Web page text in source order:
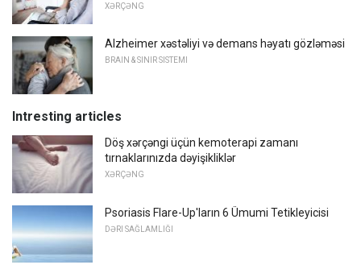
XƏRÇƏNG
Alzheimer xəstəliyi və demans həyatı gözləməsi
BRAIN & SINIR SISTEMI
Intresting articles
Döş xərçəngi üçün kemoterapi zamanı
tırnaklarınızda dəyişikliklər
XƏRÇƏNG
Psoriasis Flare-Up'ların 6 Ümumi Tetikleyicisi
DƏRI SAĞLAMLIĞI